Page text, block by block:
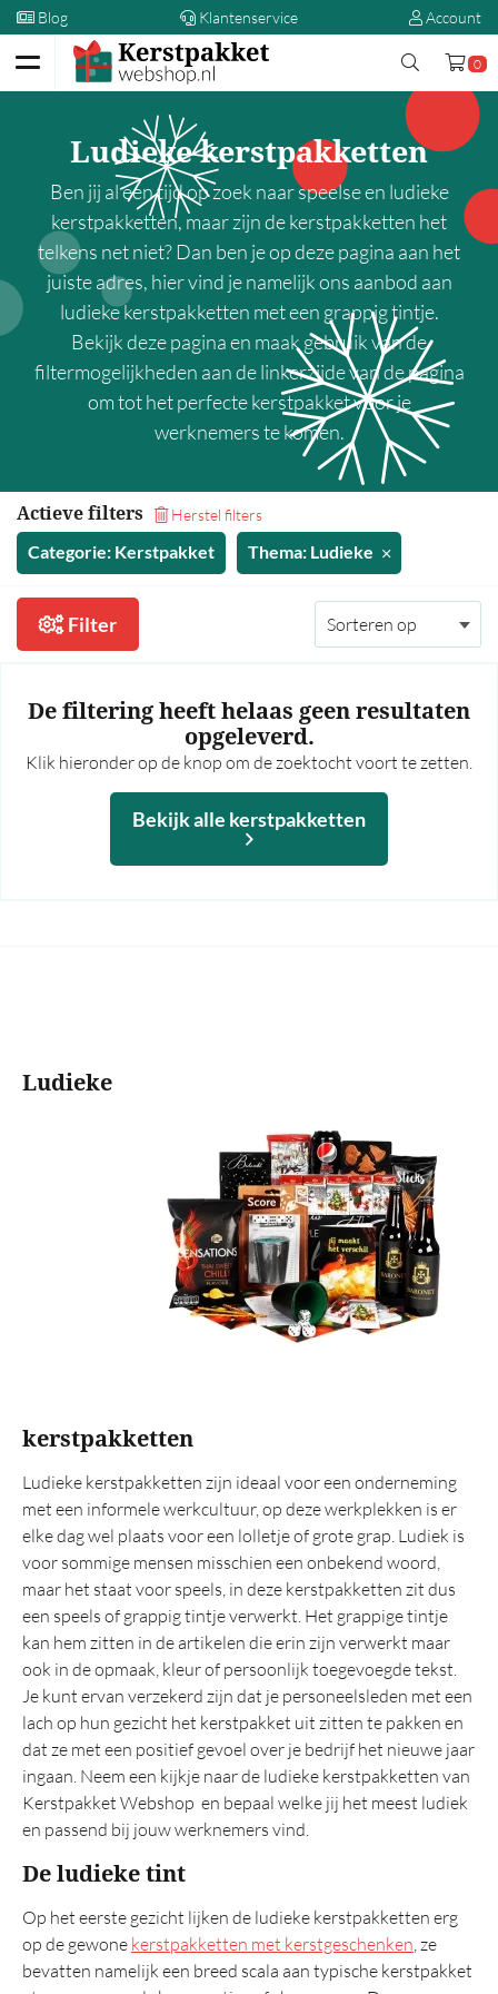
Blog Klantenservice Account
0
Kerstpakketten
00,00 - 5,00
5,00 - 10,00
10,00 - 15,00
15,00 - 20,00
20,00 - 25,00
35,00 - 40,00
40,00 - 45,00
50,00 - 55,00
60,00 en hoger
Origineel
BBQ
Wellness
Overig
Luxe
Prijs 25 euro
Italiaans
Tapas
Snijplank
Mooie
Eindejaarsgeschenken
Kerstattenties
Aanbevolen
Ludieke kerstpakketten
Ben jij al een tijd op zoek naar speelse en ludieke
kerstpakketten, maar zijn de kerstpakketten het
telkens net niet? Dan ben je op deze pagina aan het
juiste adres, hier vind je namelijk ons aanbod aan
ludieke kerstpakketten met een grappig tintje.
Bekijk deze pagina en maak gebruik van de
filtermogelijkheden aan de linkerzijde van de pagina
om tot het perfecte kerstpakket voor je
werknemers te komen.
Actieve filters Herstel filters
Categorie: Kerstpakket Thema: Ludieke
Filter
De filtering heeft helaas geen resultaten
opgeleverd.
Klik hieronder op de knop om de zoektocht voort te zetten.
Bekijk alle kerstpakketten
Ludieke
kerstpakketten
Ludieke kerstpakketten zijn ideaal voor een onderneming
met een informele werkcultuur, op deze werkplekken is er
elke dag wel plaats voor een lolletje of grote grap. Ludiek is
voor sommige mensen misschien een onbekend woord,
maar het staat voor speels, in deze kerstpakketten zit dus
een speels of grappig tintje verwerkt. Het grappige tintje
kan hem zitten in de artikelen die erin zijn verwerkt maar
ook in de opmaak, kleur of persoonlijk toegevoegde tekst.
Je kunt ervan verzekerd zijn dat je personeelsleden met een
lach op hun gezicht het kerstpakket uit zitten te pakken en
dat ze met een positief gevoel over je bedrijf het nieuwe jaar
ingaan. Neem een kijkje naar de ludieke kerstpakketten van
Kerstpakket Webshop en bepaal welke jij het meest ludiek
en passend bij jouw werknemers vind.
De ludieke tint
Op het eerste gezicht lijken de ludieke kerstpakketten erg
op de gewone kerstpakketten met kerstgeschenken, ze
bevatten namelijk een breed scala aan typische kerstpakket